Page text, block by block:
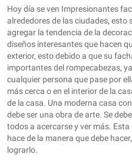
Hoy día se ven Impresionantes
alrededores de las ciudades, esto
agregar la tendencia de la
diseños interesantes que hacen
exterior, esto debido a que su
importantes del rompecabezas,
cualquier persona que pase por
más cerca o en el interior de la
de la casa. Una moderna casa
debe ser una obra de arte. Se
todos a acercarse y ver más.
hace de la manera que debe
lograrlo.